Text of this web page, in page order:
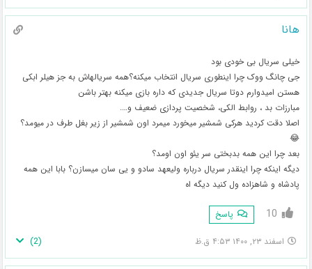
هانا
خیلی سریال بی خودی بود
جی چانگ ووک چرا اینطوری سریال انتخاب میکنه؟همه سریالهاش به جز هیلر ابکی
هستن امیدوارم دوتا سریال جدیدی که داره بازی میکنه بهتر باشن
مبارزات بد ، روابط الکی، شخصیت پردازی ضعیف و….
اصلا دقت کردید هرکی شمشیر میخورد میمرد اون شمشیر از زیر بغل طرف در میومد؟
😂
بعد چرا این همه بدبختی سر یئو اون اومد؟
دیگه اینکه چرا اینقدر سریال درباره ولیعهد سادو و یی سان میسازن؟ بابا این همه
پادشاه و شاهزاده ول کنید دیگه اه
10 پاسخ
اسفند ۲۳, ۱۴۰۰ ۴:۵۳ ق.ظ (
2
)